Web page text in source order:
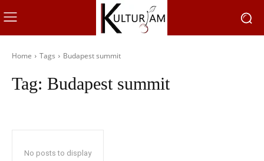
Home Tags Budapest summit
Tag: Budapest summit
No posts to display